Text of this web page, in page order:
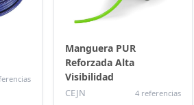
Manguera PUR
Reforzada Alta
Visibilidad
CEJN 4 referencias